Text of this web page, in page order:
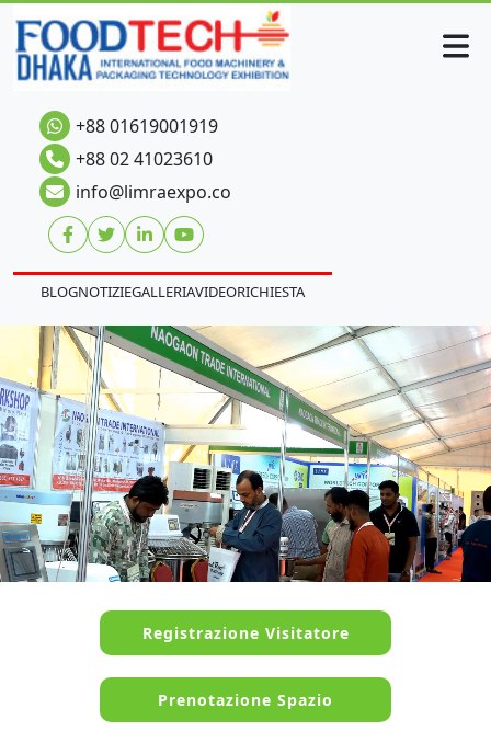
+88 01619001919
+88 02 41023610
info@limraexpo.co
BLOGNOTIZIEGALLERIAVIDEORICHIESTA
Registrazione Visitatore
Prenotazione Spazio